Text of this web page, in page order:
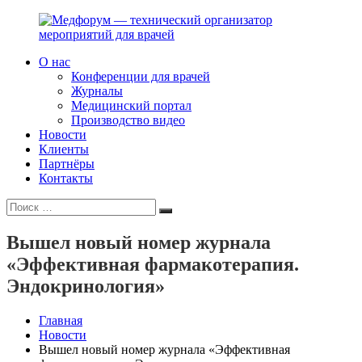
Перейти
Медфорум
технический
организатор
мероприятий
врачей
консультируем
участников
российского
фармрынка
помогаем
выстраивать
с
медицинским
и
фармацевтическим
сообществами.
О нас
Конференции для врачей
Журналы
Медицинский портал
Производство видео
Новости
Клиенты
Партнёры
Контакты
Искать:
Поиск
Вышел новый номер журнала
«Эффективная фармакотерапия.
Эндокринология»
Главная
Новости
Вышел новый номер журнала «Эффективная